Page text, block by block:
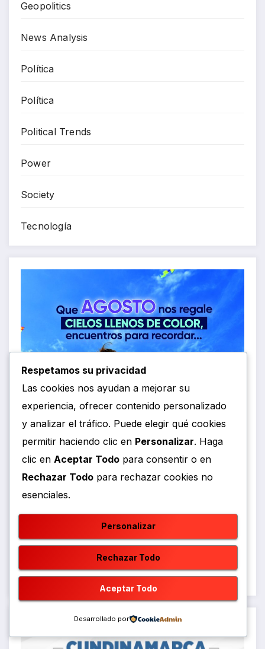
Geopolitics
News Analysis
Política
Política
Political Trends
Power
Society
Tecnología
Respetamos su privacidad
Las cookies nos ayudan a mejorar su
experiencia, ofrecer contenido personalizado
y analizar el tráfico. Puede elegir qué cookies
permitir haciendo clic en Personalizar. Haga
clic en Aceptar Todo para consentir o en
Rechazar Todo para rechazar cookies no
esenciales.
Personalizar
Rechazar Todo
Aceptar Todo
Desarrollado por